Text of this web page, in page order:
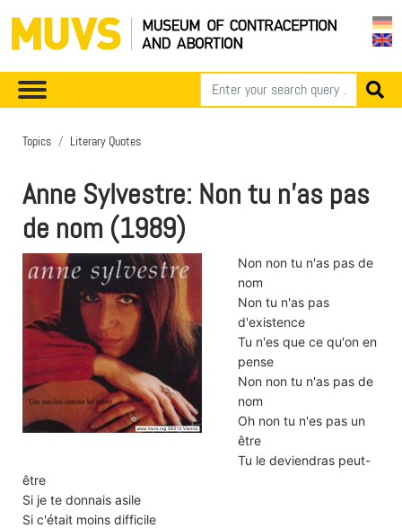
Topics Literary Quotes
Anne Sylvestre: Non tu n'as pas
de nom (1989)
Non non tu n'as pas de
nom
Non tu n'as pas
d'existence
Tu n'es que ce qu'on en
pense
Non non tu n'as pas de
nom
Oh non tu n'es pas un
être
Tu le deviendras peut-
être
Si je te donnais asile
Si c'était moins difficile